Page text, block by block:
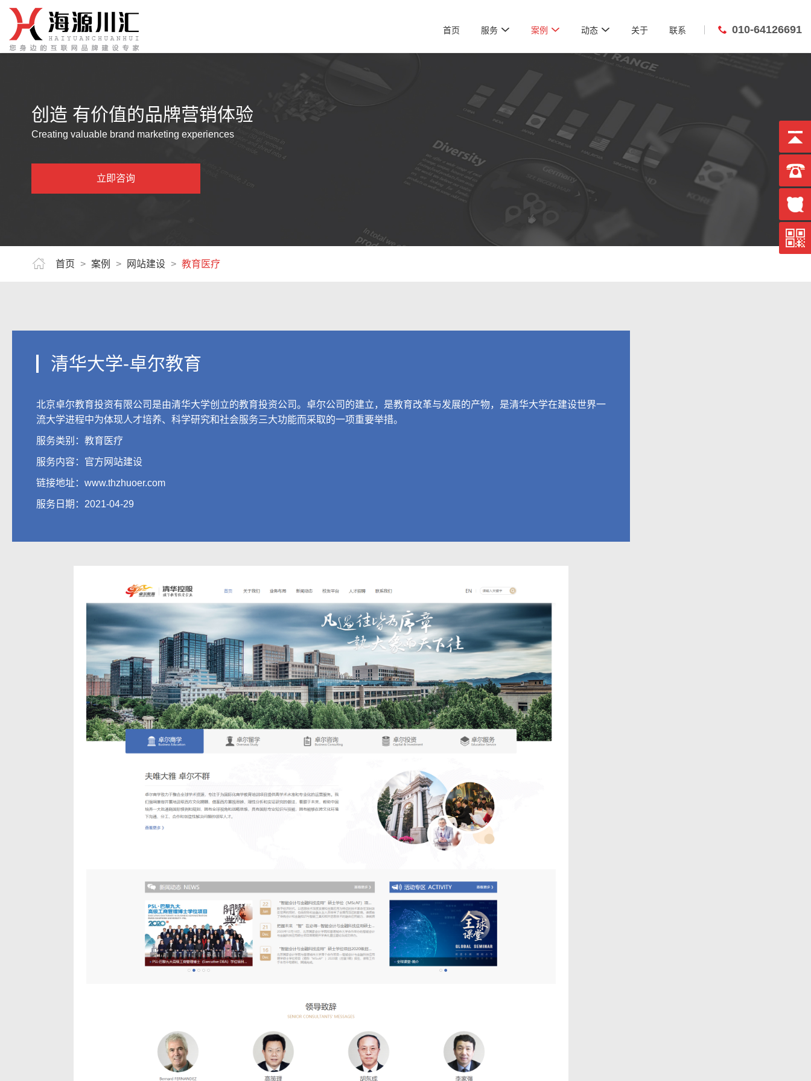
首页 服务  案例  动态  关于 联系 010-64126691
创造 有价值的品牌营销体验
Creating valuable brand marketing experiences
立即咨询
首页 > 案例 > 网站建设 > 教育医疗
清华大学-卓尔教育
北京卓尔教育投资有限公司是由清华大学创立的教育投资公司。卓尔公司的建立，是教育改革与发展的产物，是清华大学在建设世界一
流大学进程中为体现人才培养、科学研究和社会服务三大功能而采取的一项重要举措。
服务类别：教育医疗
服务内容： 官方网站建设
链接地址： www.thzhuoer.com
服务日期：2021-04-29